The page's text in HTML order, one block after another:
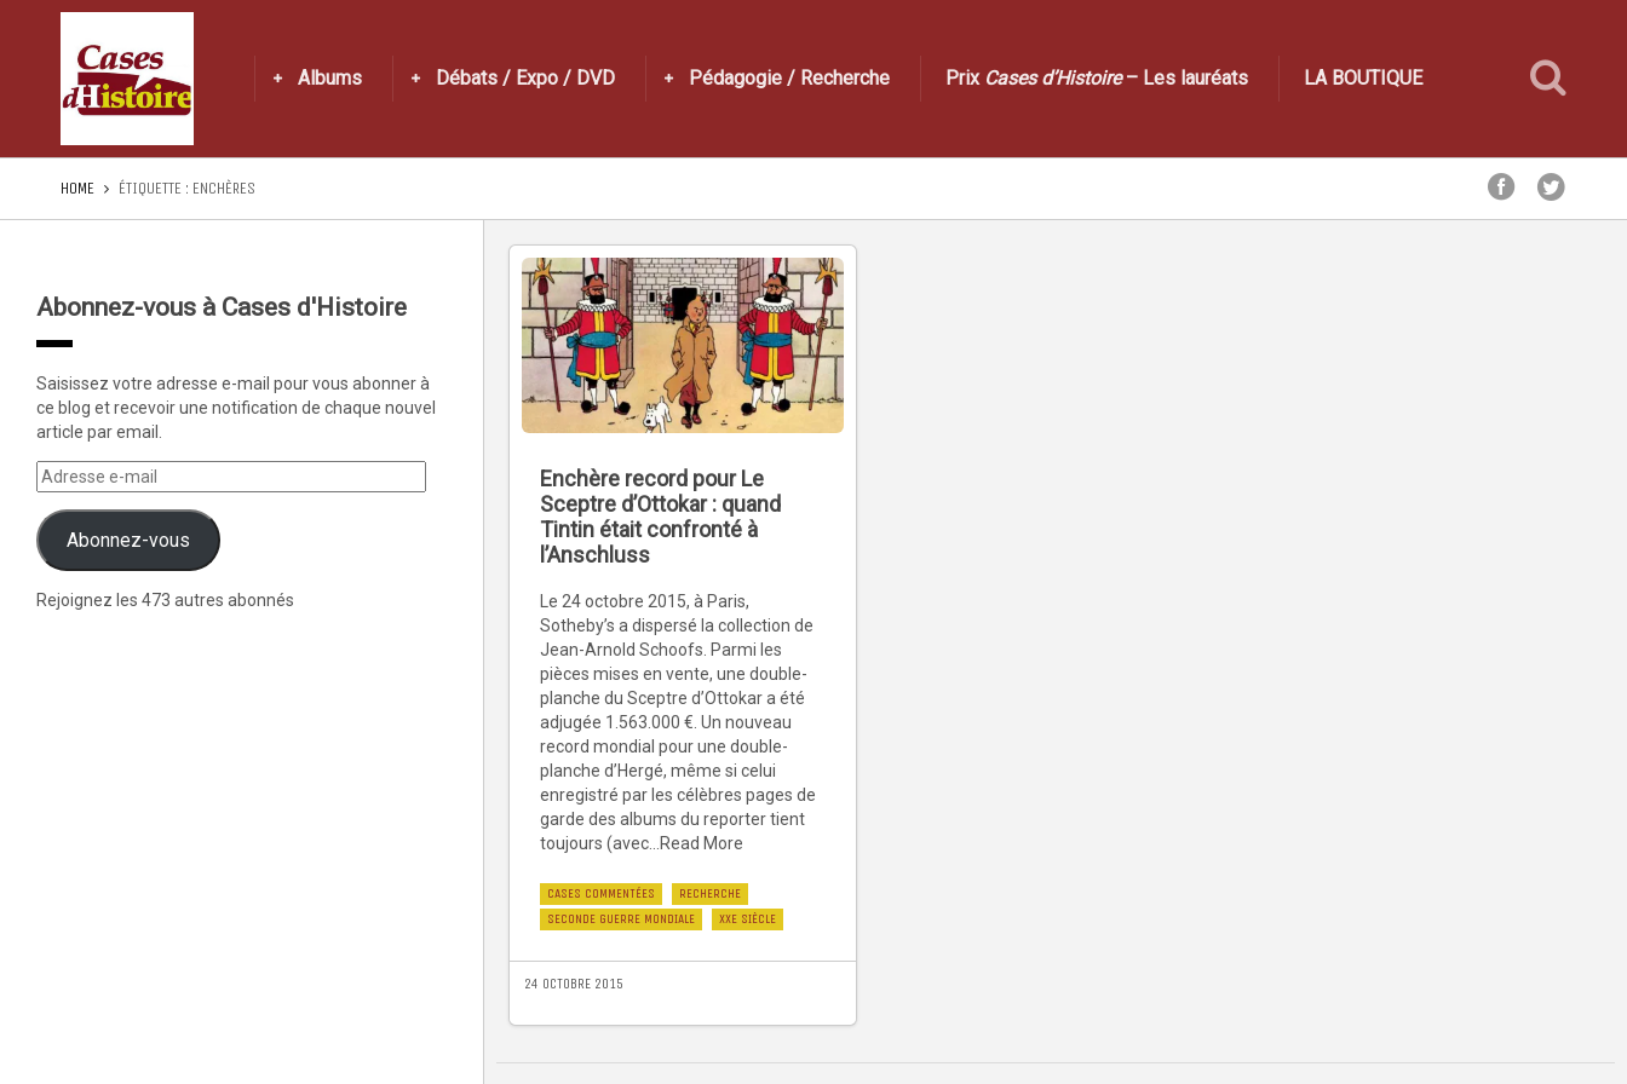
Albums Débats / Expo / DVD Pédagogie / Recherche Prix Cases d’Histoire– Les lauréats LA BOUTIQUE
HOME ÉTIQUETTE : ENCHÈRES
Abonnez-vous à Cases d'Histoire
Saisissez votre adresse e-mail pour vous abonner à
ce blog et recevoir une notification de chaque nouvel
article par email.
Abonnez-vous
Rejoignez les 473 autres abonnés
Enchère record pour Le
Sceptre d’Ottokar : quand
Tintin était confronté à
l’Anschluss
Le 24 octobre 2015, à Paris,
Sotheby’s a dispersé la collection de
Jean-Arnold Schoofs. Parmi les
pièces mises en vente, une double-
planche du Sceptre d’Ottokar a été
adjugée 1.563.000 €. Un nouveau
record mondial pour une double-
planche d’Hergé, même si celui
enregistré par les célèbres pages de
garde des albums du reporter tient
toujours (avec...Read More
CASES COMMENTÉES
RECHERCHE
SECONDE GUERRE MONDIALE
XXE SIÈCLE
24 OCTOBRE 2015